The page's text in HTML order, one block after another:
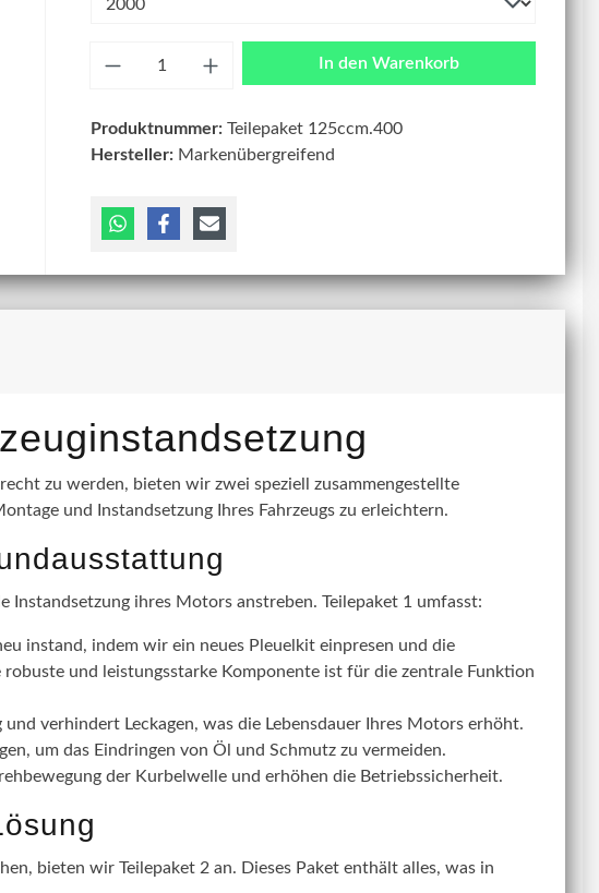
In den Warenkorb
Produktnummer:Teilepaket 125ccm.400
Hersteller: Markenübergreifend
zu werden, bieten wir zwei speziell zusammengestellte
und Instandsetzung Ihres Fahrzeugs zu erleichtern.
Instandsetzung ihres Motors anstreben. Teilepaket 1 umfasst:
instand, indem wir ein neues Pleuelkit einpresen und die
und leistungsstarke Komponente ist für die zentrale Funktion
verhindert Leckagen, was die Lebensdauer Ihres Motors erhöht.
um das Eindringen von Öl und Schmutz zu vermeiden.
der Kurbelwelle und erhöhen die Betriebssicherheit.
bieten wir Teilepaket 2 an. Dieses Paket enthält alles, was in